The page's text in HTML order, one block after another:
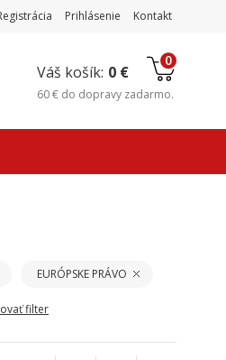
Prihlásenie Kontakt
Váš košík: 0 €
0
60 € do dopravy zadarmo.
EURÓPSKE PRÁVO
filter